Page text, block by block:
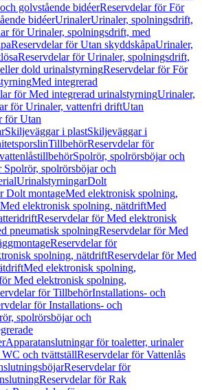
golvstående bidéerReservdelar för För
bidéerUrinalerUrinaler, spolningsdrift,
för Urinaler, spolningsdrift, med
Reservdelar för Utan skyddskåpaUrinaler,
Reservdelar för Urinaler, spolningsdrift,
dold urinalstyrningReservdelar för För
Med integrerad
för Med integrerad urinalstyrningUrinaler,
för Urinaler, vattenfri driftUtan
för Utan
Skiljeväggar i plastSkiljeväggar i
TillbehörReservdelar för
Spolrör, spolrörsböjar och
Spolrör, spolrörsböjar och
UrinalstyrningarDolt
Dolt montageMed elektronisk spolning,
elektronisk spolning, nätdriftMed
Reservdelar för Med elektronisk
pneumatisk spolningReservdelar för Med
Reservdelar för
spolning, nätdriftReservdelar för Med
Med elektronisk spolning,
Med elektronisk spolning,
för TillbehörInstallations- och
för Installations- och
spolrörsböjar och
Apparatanslutningar för toaletter, urinaler
och tvättställReservdelar för Vattenlås
Reservdelar för
Reservdelar för Rak